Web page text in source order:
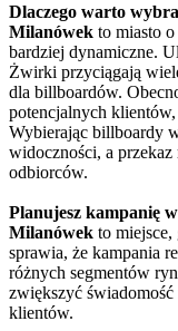
Dlaczego warto
Milanówek to miasto
bardziej dynamiczne.
Żwirki przyciągają
dla billboardów.
potencjalnych
Wybierając billboardy
widoczności, a
odbiorców.
Planujesz kampanię
Milanówek to
sprawia, że kampania
różnych segmentów
zwiększyć
klientów.